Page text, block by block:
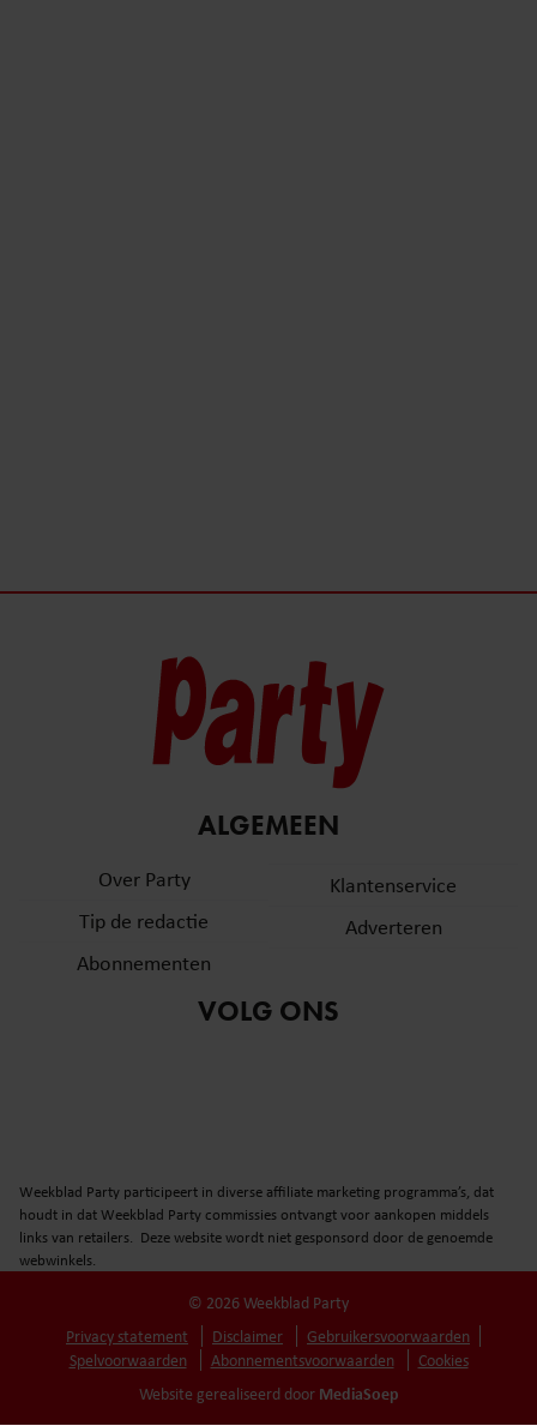
ALGEMEEN
Over Party
Tip de redactie
Abonnementen
Klantenservice
Adverteren
VOLG ONS
Weekblad Party participeert in diverse affiliate marketing programma’s, dat
houdt in dat Weekblad Party commissies ontvangt voor aankopen middels
links van retailers. Deze website wordt niet gesponsord door de genoemde
webwinkels.
© 2026 Weekblad Party
Privacy statement
Disclaimer
Gebruikersvoorwaarden
Spelvoorwaarden
Abonnementsvoorwaarden
Cookies
Website gerealiseerd door MediaSoep